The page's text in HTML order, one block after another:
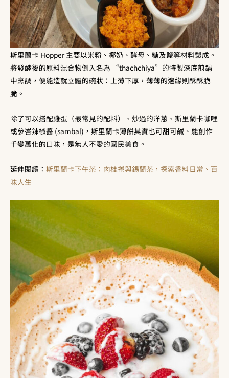
斯里蘭卡 Hopper 主要以米粉、椰奶、酵母、糖及鹽等材料製成。
將發酵後的原料混合物倒入名為 “thachchiya”的特製深底煎鍋
中烹調，便能造就立體的碗狀：上薄下厚，薄薄的邊緣則酥酥脆
脆。
除了可以搭配雞蛋（最常見的配料）、炒過的洋蔥、斯里蘭卡咖哩
或參峇辣椒醬 (sambal)，斯里蘭卡薄餅其實也可甜可鹹、能創作
千變萬化的口味，是無人不愛的國民美食。
延伸閱讀： 斯里蘭卡下午茶：肉桂捲與錫蘭茶，探索香料日常、百
味人生